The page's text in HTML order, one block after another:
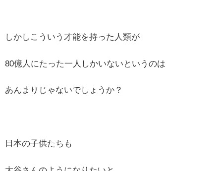
しかしこういう才能を持った人類が
80億人にたった一人しかいないというのは
あんまりじゃないでしょうか？
日本の子供たちも